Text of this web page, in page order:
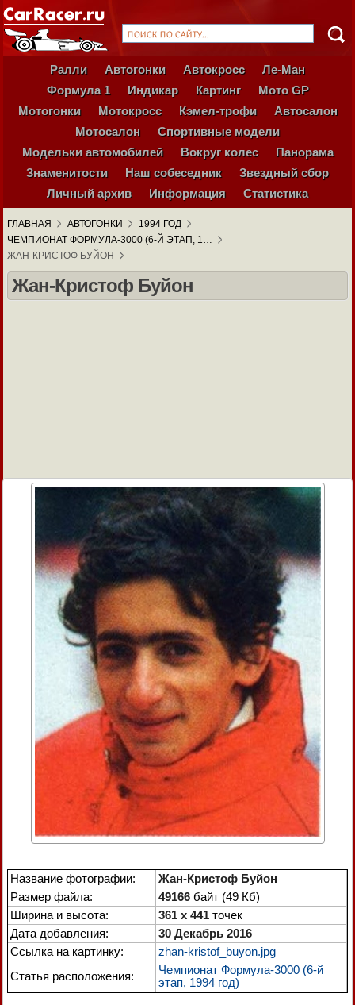
Ралли Автогонки Автокросс
Ле-Ман
Формула 1
Индикар Картинг
Мото GP
Мотогонки
Мотокросс Кэмел-трофи
Автосалон
Мотосалон
Спортивные модели
Модельки автомобилей
Вокруг колес
Панорама
Знаменитости
Наш собеседник
Звездный сбор
Личный архив
Информация Статистика
ГЛАВНАЯ АВТОГОНКИ
1994 ГОД
ЧЕМПИОНАТ ФОРМУЛА-3000 (6-Й ЭТАП, 1…
ЖАН-КРИСТОФ БУЙОН
Жан-Кристоф Буйон
Название фотографии:
Жан-Кристоф Буйон
Размер файла:
49166 байт (49 Кб)
Ширина и высота:
361 x 441 точек
Дата добавления:
30 Декабрь 2016
Ссылка на картинку:
zhan-kristof_buyon.jpg
Статья расположения:
Чемпионат Формула-3000 (6-й
этап, 1994 год)